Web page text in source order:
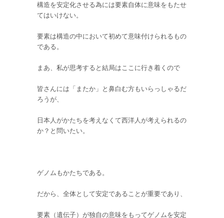
構造を安定化させる為には要素自体に意味をもたせ
てはいけない。
要素は構造の中において初めて意味付けられるもの
である。
まあ、私が思考すると結局はここに行き着くので
皆さんには「またか」と鼻白む方もいらっしゃるだ
ろうが、
日本人がかたちを考えなくて西洋人が考えられるの
か？と問いたい。
ゲノムもかたちである。
だから、全体として安定であることが重要であり、
要素（遺伝子）が独自の意味をもってゲノムを安定